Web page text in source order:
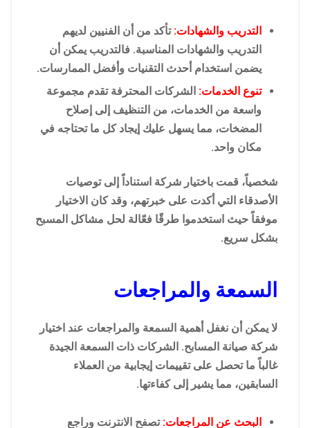
التدريب والشهادات: تأكد من أن الفنيين لديهم
التدريب والشهادات المناسبة. فالتدريب يمكن أن
يضمن استخدام أحدث التقنيات وأفضل الممارسات.
تنوع الخدمات: الشركات المحترفة تقدم مجموعة
واسعة من الخدمات، من التنظيف إلى إصلاح
المضخات، مما يسهل عليك إيجاد كل ما تحتاجه في
مكان واحد.
شخصياً، قمت باختيار شركة استناداً إلى توصيات
الأصدقاء التي أكدت على خبرتهم، وقد كان الاختيار
موفقاً حيث استخدموا طرقًا فعّالة لحل مشاكل المسبح
بشكل سريع.
السمعة والمراجعات
لا يمكن أن نغفل أهمية السمعة والمراجعات عند اختيار
شركة صيانة المسابح. الشركات ذات السمعة الجيدة
غالباً ما تحصل على تقييمات إيجابية من العملاء
السابقين، مما يشير إلى كفاءتها.
البحث عن المراجعات: تصفح الانترنت وراجع